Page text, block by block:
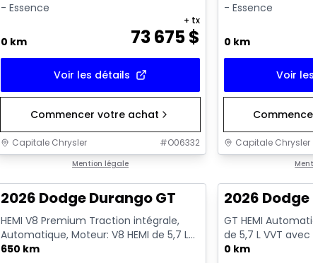
- Essence
0 km 73 675$
+ tx
Voir les détails
Commencer votre achat
Capitale Chrysler #O06332
Mention légale
- Essence
0 km
Voir
Capitale Chrysler
2026 Dodge Durango GT
HEMI V8 Premium Traction intégrale,
Automatique, Moteur: V8 HEMI de 5,7 L
VVT avec système MDS - 8 C...
650 km
2026 Dodge
GT HEMI
de 5,7 L VVT
Essence
0 km